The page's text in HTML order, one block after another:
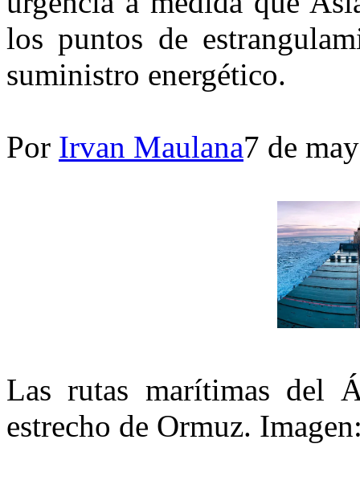
los puntos de
suministro energético.
Por Irvan Maulana7 de
Las rutas marítimas del
estrecho de Ormuz.